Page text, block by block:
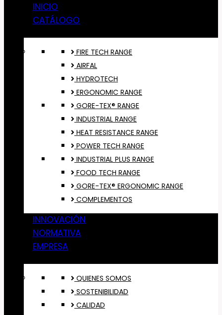
INICIO
CATÁLOGO
FIRE TECH RANGE
AIRFAL
HYDROTECH
ERGONOMIC RANGE
GORE-TEX® RANGE
INDUSTRIAL RANGE
HEAT RESISTANCE RANGE
POWER TECH RANGE
INDUSTRIAL PLUS RANGE
FOOD TECH RANGE
GORE-TEX® ERGONOMIC RANGE
COMPLEMENTOS
INNOVACIÓN
NORMATIVA
EMPRESA
QUIENES SOMOS
SOSTENIBILIDAD
CALIDAD